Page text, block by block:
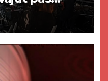
i vdekur